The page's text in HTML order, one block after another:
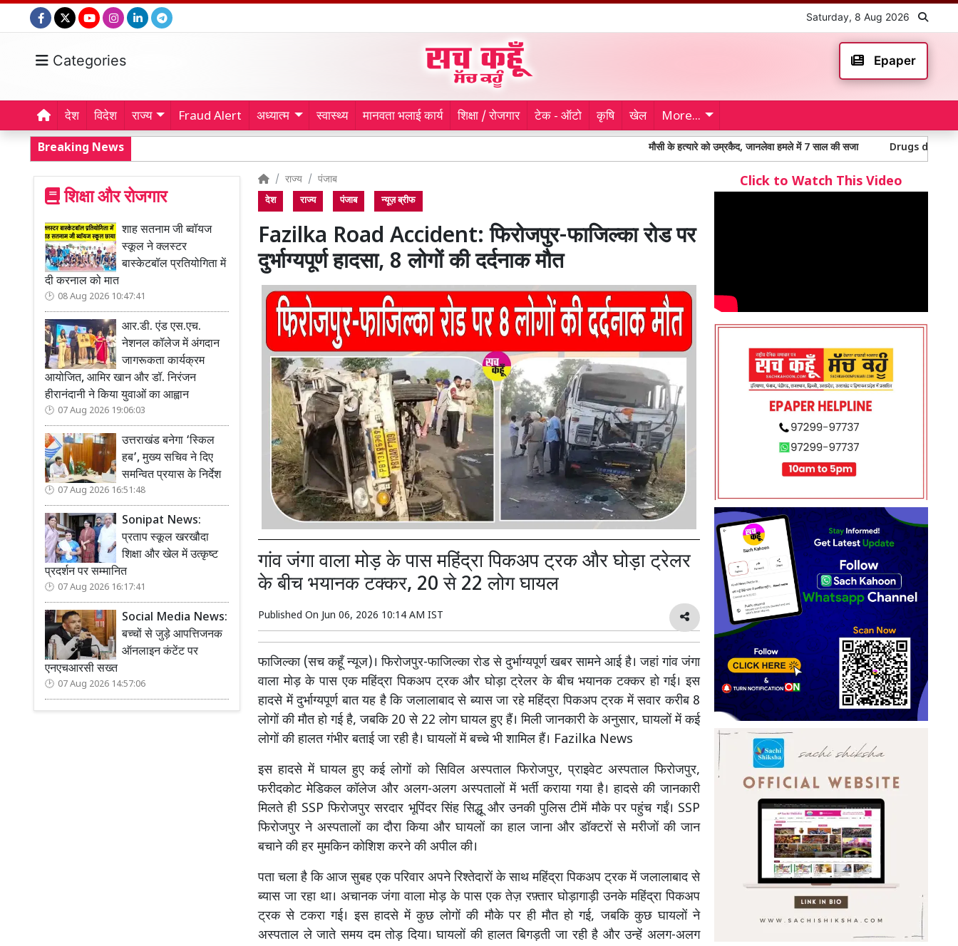
Saturday, 8 Aug 2026
Categories Epaper
देश विदेश राज्य Fraud Alert अध्यात्म स्वास्थ्य मानवता भलाई कार्य शिक्षा / रोजगार टेक - ऑटो कृषि खेल More...
Breaking News मौसी के हत्यारे को उम्रकैद, जानलेवा हमले में 7 साल की सजा Drugs destroyed: 170
शिक्षा और रोजगार
शाह सतनाम जी ब्वॉयज
स्कूल ने क्लस्टर
बास्केटबॉल प्रतियोगिता में
दी करनाल को मात
08 Aug 2026 10:47:41
आर.डी. एंड एस.एच.
नेशनल कॉलेज में अंगदान
जागरूकता कार्यक्रम
आयोजित, आमिर खान और डॉ. निरंजन
हीरानंदानी ने किया युवाओं का आह्वान
07 Aug 2026 19:06:03
उत्तराखंड बनेगा ‘स्किल
हब’, मुख्य सचिव ने दिए
समन्वित प्रयास के निर्देश
07 Aug 2026 16:51:48
Sonipat News:
प्रताप स्कूल खरखौदा
शिक्षा और खेल में उत्कृष्ट
प्रदर्शन पर सम्मानित
07 Aug 2026 16:17:41
Social Media News:
बच्चों से जुड़े आपत्तिजनक
ऑनलाइन कंटेंट पर
एनएचआरसी सख्त
07 Aug 2026 14:57:06
राज्य पंजाब
देश राज्य पंजाब न्यूज़ ब्रीफ
Fazilka Road Accident: फिरोजपुर-फाजिल्का रोड पर
दुर्भाग्यपूर्ण हादसा, 8 लोगों की दर्दनाक मौत
गांव जंगा वाला मोड़ के पास महिंद्रा पिकअप ट्रक और घोड़ा ट्रेलर
के बीच भयानक टक्कर, 20 से 22 लोग घायल
Published On Jun 06, 2026 10:14 AM IST
फाजिल्का (सच कहूँ न्यूज)। फिरोजपुर-फाजिल्का रोड से दुर्भाग्यपूर्ण खबर सामने आई है। जहां गांव जंगा
वाला मोड़ के पास एक महिंद्रा पिकअप ट्रक और घोड़ा ट्रेलर के बीच भयानक टक्कर हो गई। इस
हादसे में दुर्भाग्यपूर्ण बात यह है कि जलालाबाद से ब्यास जा रहे महिंद्रा पिकअप ट्रक में सवार करीब 8
लोगों की मौत हो गई है, जबकि 20 से 22 लोग घायल हुए हैं। मिली जानकारी के अनुसार, घायलों में कई
लोगों की हालत गंभीर बताई जा रही है। घायलों में बच्चे भी शामिल हैं। Fazilka News
इस हादसे में घायल हुए कई लोगों को सिविल अस्पताल फिरोजपुर, प्राइवेट अस्पताल फिरोजपुर,
फरीदकोट मेडिकल कॉलेज और अलग-अलग अस्पतालों में भर्ती कराया गया है। हादसे की जानकारी
मिलते ही SSP फिरोजपुर सरदार भूपिंदर सिंह सिद्धू और उनकी पुलिस टीमें मौके पर पहुंच गईं। SSP
फिरोजपुर ने अस्पतालों का दौरा किया और घायलों का हाल जाना और डॉक्टरों से मरीजों की जान
बचाने की हर मुमकिन कोशिश करने की अपील की।
पता चला है कि आज सुबह एक परिवार अपने रिश्तेदारों के साथ महिंद्रा पिकअप ट्रक में जलालाबाद से
ब्यास जा रहा था। अचानक जंगा वाला मोड़ के पास एक तेज़ रफ़्तार घोड़ागाड़ी उनके महिंद्रा पिकअप
ट्रक से टकरा गई। इस हादसे में कुछ लोगों की मौके पर ही मौत हो गई, जबकि कुछ घायलों ने
अस्पताल ले जाते समय दम तोड़ दिया। घायलों की हालत बिगड़ती जा रही है और उन्हें अलग-अलग
Click to Watch This Video